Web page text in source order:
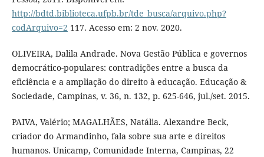
http://bdtd.biblioteca.ufpb.br/tde_busca/arquivo.php?
codArquivo=2 117. Acesso em: 2 nov. 2020.
OLIVEIRA, Dalila Andrade. Nova Gestão Pública e governos
democrático-populares: contradições entre a busca da
eficiência e a ampliação do direito à educação. Educação &
Sociedade, Campinas, v. 36, n. 132, p. 625-646, jul./set. 2015.
PAIVA, Valério; MAGALHÃES, Natália. Alexandre Beck,
criador do Armandinho, fala sobre sua arte e direitos
humanos. Unicamp, Comunidade Interna, Campinas, 22